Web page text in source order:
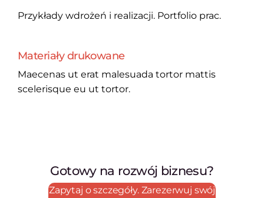
Przykłady wdrożeń i realizacji. Portfolio prac.
Materiały drukowane
Maecenas ut erat malesuada tortor mattis
scelerisque eu ut tortor.
Gotowy na rozwój biznesu?
Zapytaj o szczegóły. Zarezerwuj swój